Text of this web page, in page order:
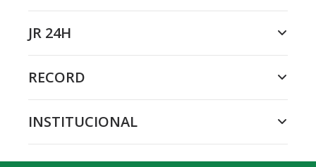
JR 24H
RECORD
INSTITUCIONAL